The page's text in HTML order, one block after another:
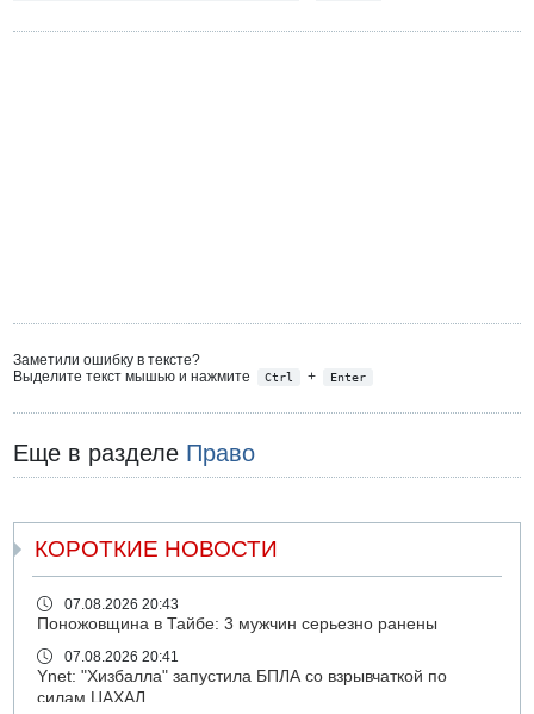
Заметили ошибку в тексте?
Выделите текст мышью и нажмите
Ctrl + Enter
Еще в разделе Право
КОРОТКИЕ НОВОСТИ
07.08.2026 20:43
Поножовщина в Тайбе: 3 мужчин серьезно ранены
07.08.2026 20:41
Ynet: "Хизбалла" запустила БПЛА со взрывчаткой по
силам ЦАХАЛ